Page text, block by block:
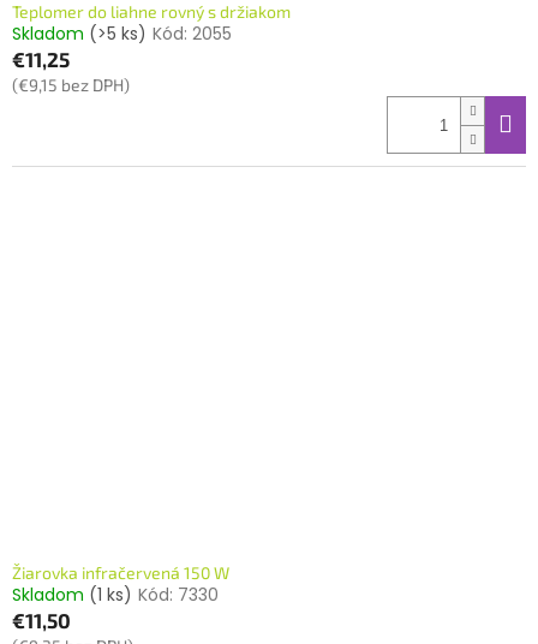
Teplomer do liahne rovný s držiakom
Skladom (>5 ks) Kód: 2055
€11,25
(€9,15 bez DPH)
Žiarovka infračervená 150 W
Skladom (1 ks) Kód: 7330
€11,50